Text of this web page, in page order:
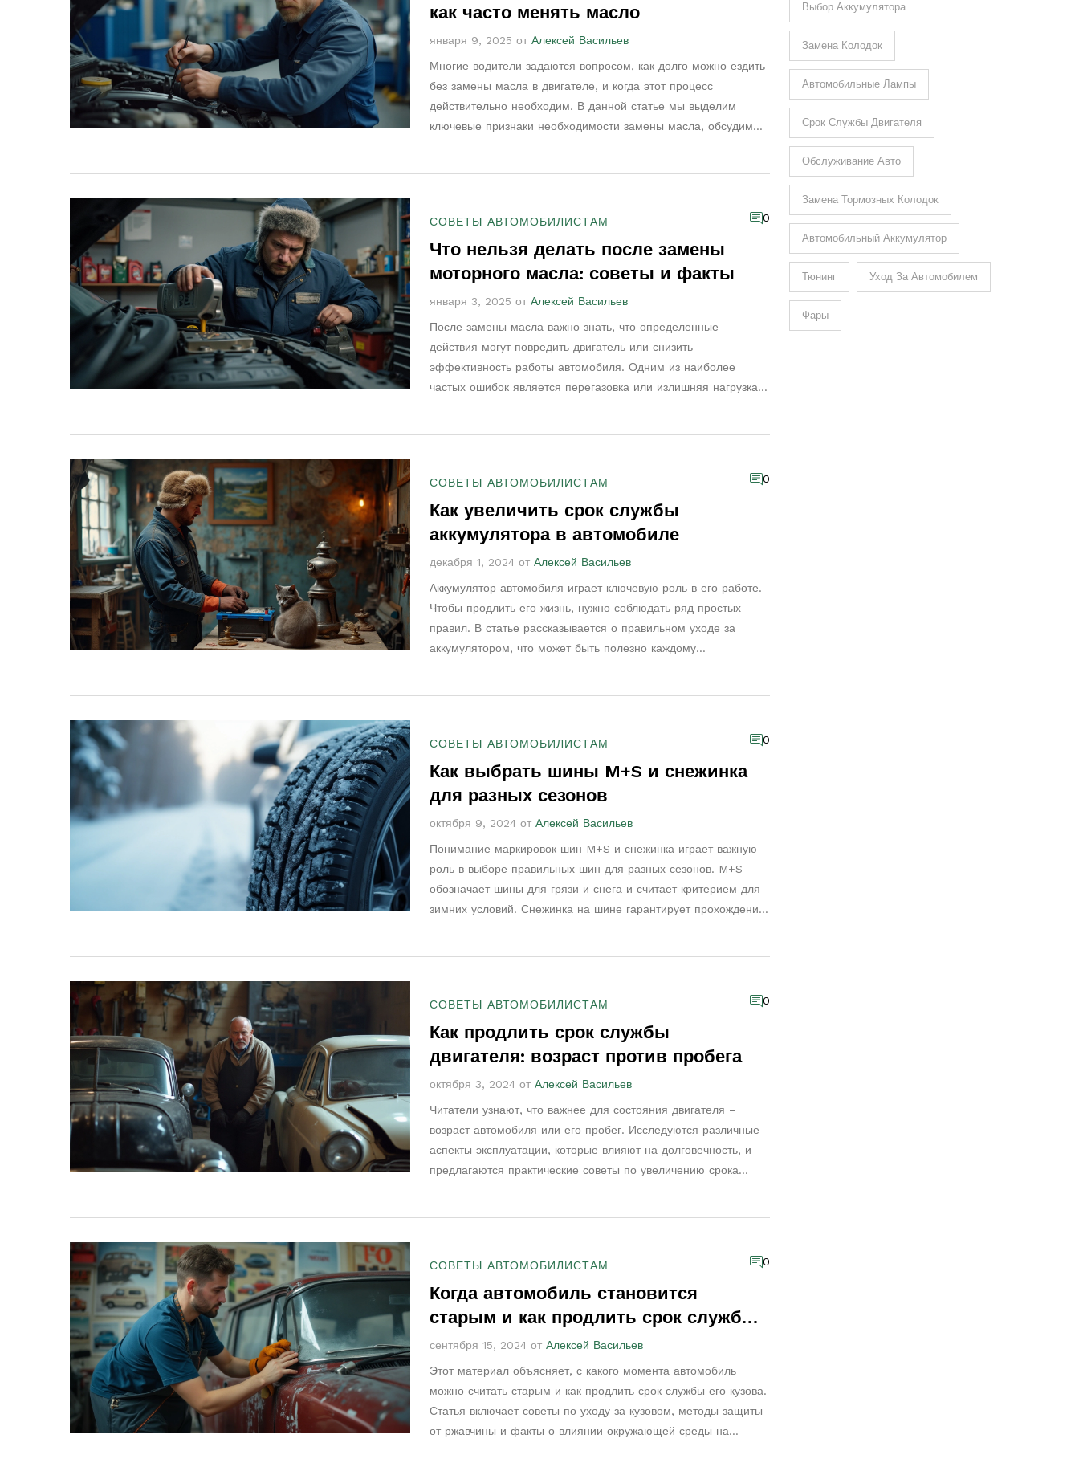
как часто менять масло
января 9, 2025 от Алексей Васильев
Многие водители задаются вопросом, как долго можно ездить
без замены масла в двигателе, и когда этот процесс
действительно необходим. В данной статье мы выделим
ключевые признаки необходимости замены масла, обсудим
для безопасной и эффективной эксплуатации автомобиля.
СОВЕТЫ АВТОМОБИЛИСТАМ 0
Что нельзя делать после замены
моторного масла: советы и факты
января 3, 2025 от Алексей Васильев
После замены масла важно знать, что определенные
действия могут повредить двигатель или снизить
эффективность работы автомобиля. Одним из наиболее
частых ошибок является перегазовка или излишняя нагрузка
избежать.
СОВЕТЫ АВТОМОБИЛИСТАМ 0
Как увеличить срок службы
аккумулятора в автомобиле
декабря 1, 2024 от Алексей Васильев
Аккумулятор автомобиля играет ключевую роль в его работе.
Чтобы продлить его жизнь, нужно соблюдать ряд простых
правил. В статье рассказывается о правильном уходе за
аккумулятором, что может быть полезно каждому
СОВЕТЫ АВТОМОБИЛИСТАМ 0
Как выбрать шины M+S и снежинка
для разных сезонов
октября 9, 2024 от Алексей Васильев
Понимание маркировок шин M+S и снежинка играет важную
роль в выборе правильных шин для разных сезонов. M+S
обозначает шины для грязи и снега и считает критерием для
зимних условий. Снежинка на шине гарантирует прохождение
СОВЕТЫ АВТОМОБИЛИСТАМ 0
Как продлить срок службы
двигателя: возраст против пробега
октября 3, 2024 от Алексей Васильев
Читатели узнают, что важнее для состояния двигателя –
возраст автомобиля или его пробег. Исследуются различные
аспекты эксплуатации, которые влияют на долговечность, и
предлагаются практические советы по увеличению срока
сохранность мотора.
СОВЕТЫ АВТОМОБИЛИСТАМ 0
Когда автомобиль становится
старым и как продлить срок службы
кузова
сентября 15, 2024 от Алексей Васильев
Этот материал объясняет, с какого момента автомобиль
можно считать старым и как продлить срок службы его кузова.
Статья включает советы по уходу за кузовом, методы защиты
от ржавчины и факты о влиянии окружающей среды на
Выбор Аккумулятора
Замена Колодок
Автомобильные Лампы
Срок Службы Двигателя
Обслуживание Авто
Замена Тормозных Колодок
Автомобильный Аккумулятор
Тюнинг Уход За Автомобилем
Фары